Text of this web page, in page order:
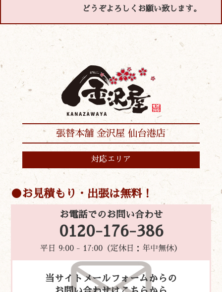
どうぞよろしくお願い致します。
張替本舗 金沢屋 仙台港店
対応エリア
お見積もり・出張は無料！
お電話でのお問い合わせ
0120-176-386
平日 9:00 - 17:00（定休日：年中無休）
当サイトメールフォームからの